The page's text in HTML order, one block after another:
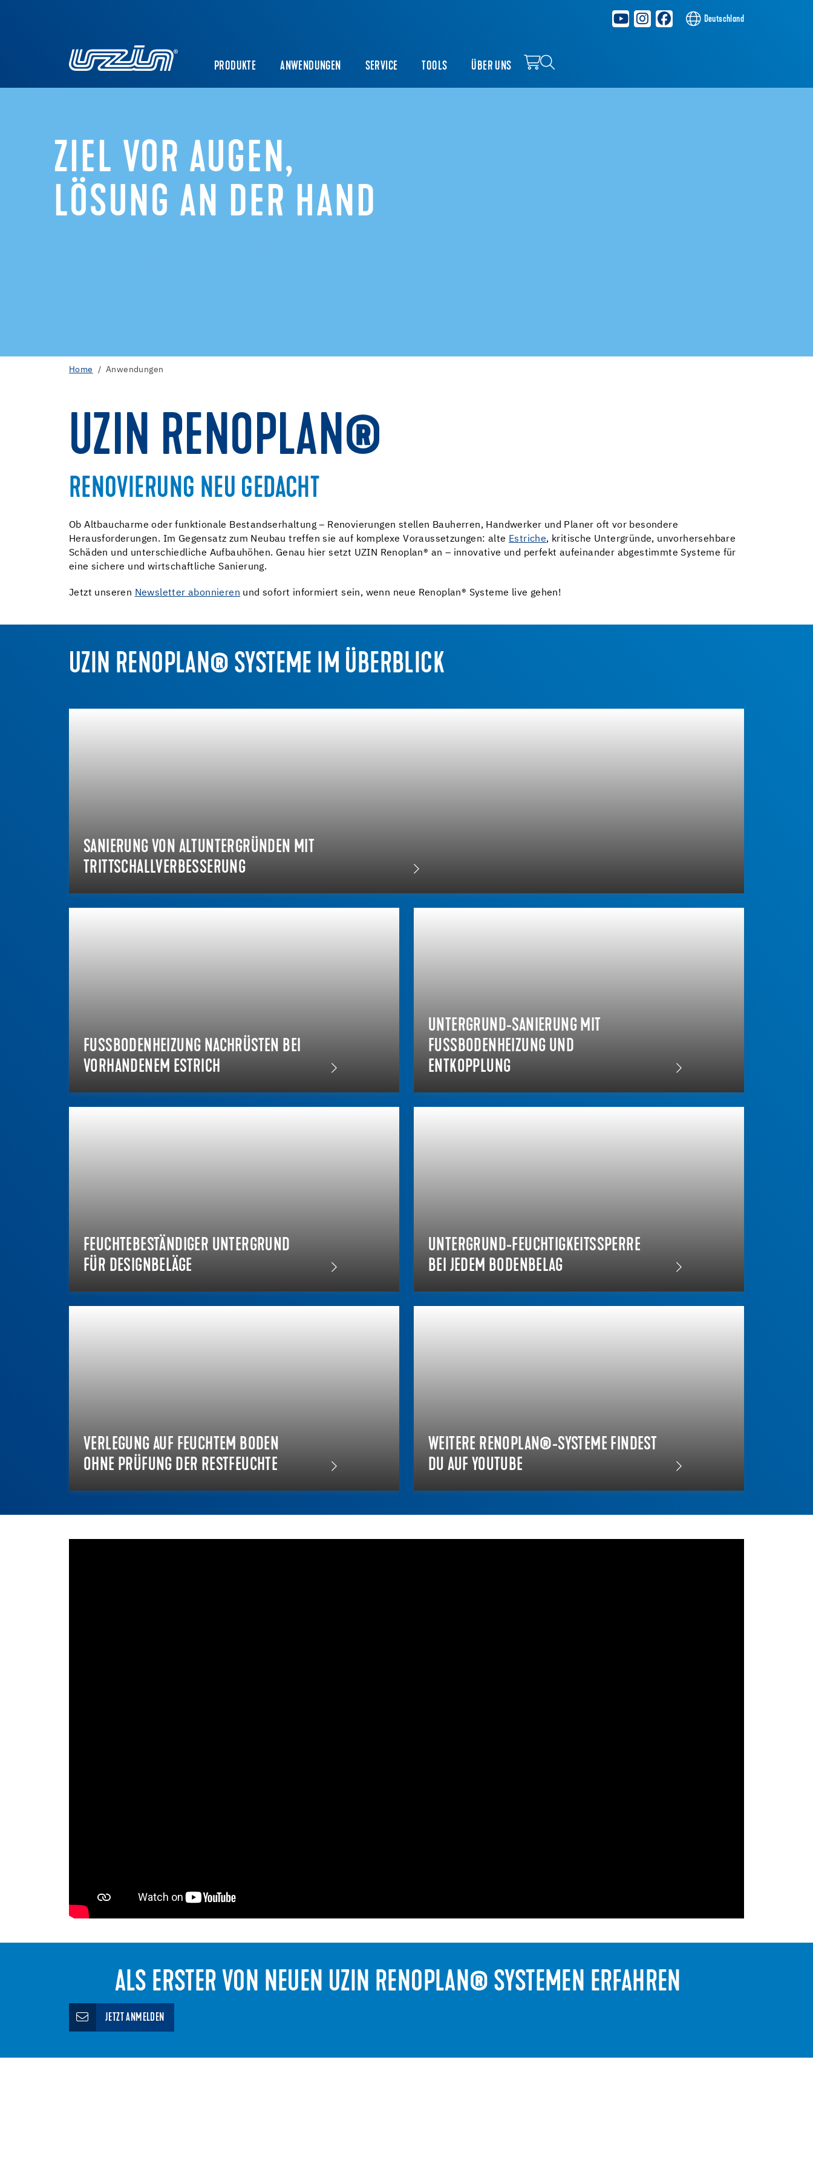
Deutschland
PRODUKTE ANWENDUNGEN SERVICE TOOLS ÜBER UNS
ZIEL VOR AUGEN,
LÖSUNG AN DER HAND
Home Anwendungen
UZIN RENOPLAN®
RENOVIERUNG NEU GEDACHT
Ob Altbaucharme oder funktionale Bestandserhaltung – Renovierungen stellen Bauherren, Handwerker und Planer oft vor besondere
Herausforderungen. Im Gegensatz zum Neubau treffen sie auf komplexe Voraussetzungen: alte Estriche, kritische Untergründe, unvorhersehbare
Schäden und unterschiedliche Aufbauhöhen. Genau hier setzt UZIN Renoplan® an – innovative und perfekt aufeinander abgestimmte Systeme für
eine sichere und wirtschaftliche Sanierung.
Jetzt unseren Newsletter abonnieren und sofort informiert sein, wenn neue Renoplan® Systeme live gehen!
UZIN RENOPLAN® SYSTEME IM ÜBERBLICK
SANIERUNG VON ALTUNTERGRÜNDEN MIT
TRITTSCHALLVERBESSERUNG
FUSSBODENHEIZUNG NACHRÜSTEN BEI V
ORHANDENEM ESTRICH
FEUCHTEBESTÄNDIGER UNTERGRUND
FÜR DESIGNBELÄGE
VERLEGUNG AUF FEUCHTEM BODEN
OHNE PRÜFUNG DER RESTFEUCHTE
UNTERGRUND-SANIERUNG MIT
FUSSBODENHEIZUNG UND E
NTKOPPLUNG
UNTERGRUND-FEUCHTIGKEITSSPERRE
BEI JEDEM BODENBELAG
WEITERE RENOPLAN®-SYSTEME FINDEST
DU AUF YOUTUBE
ALS ERSTER VON NEUEN UZIN RENOPLAN® SYSTEMEN ERFAHREN
JETZT ANMELDEN